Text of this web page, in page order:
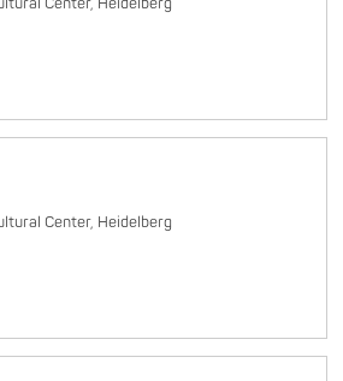
Center, Heidelberg